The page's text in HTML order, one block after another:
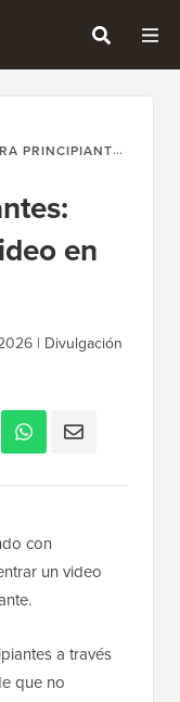
PRINCIPIANTES
en
| Divulgación
con
un video
a través
que no